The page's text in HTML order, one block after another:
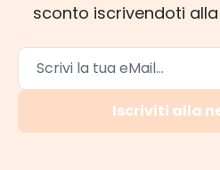
sconto iscrivendoti
Iscriviti alla